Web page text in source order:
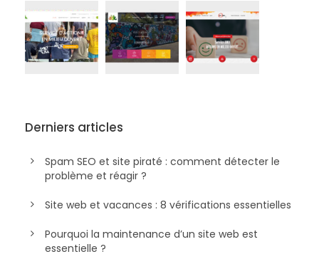
Derniers articles
Spam SEO et site piraté : comment détecter le
problème et réagir ?
Site web et vacances : 8 vérifications essentielles
Pourquoi la maintenance d’un site web est
essentielle ?